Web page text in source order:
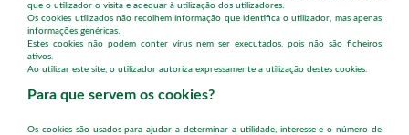
que o utilizador o visita e adequar à utilização dos utilizadores.
Os cookies utilizados não recolhem informação que identifica o utilizador, mas apenas
informações genéricas.
Estes cookies não podem conter vírus nem ser executados, pois não são ficheiros
ativos.
Ao utilizar este site, o utilizador autoriza expressamente a utilização destes cookies.
Para que servem os cookies?
Os cookies são usados para ajudar a determinar a utilidade, interesse e o número de